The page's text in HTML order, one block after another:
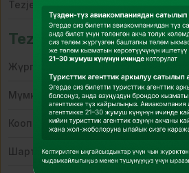
Tezjet өнөктөштөрү үчүн
TezКолдонуу саясаты
Жүргүнчүлөрдү ташуу шарттары
Мүмкүнчүлүгү чектелген
Кооптуу жүк
Шарттар жана эрежелер